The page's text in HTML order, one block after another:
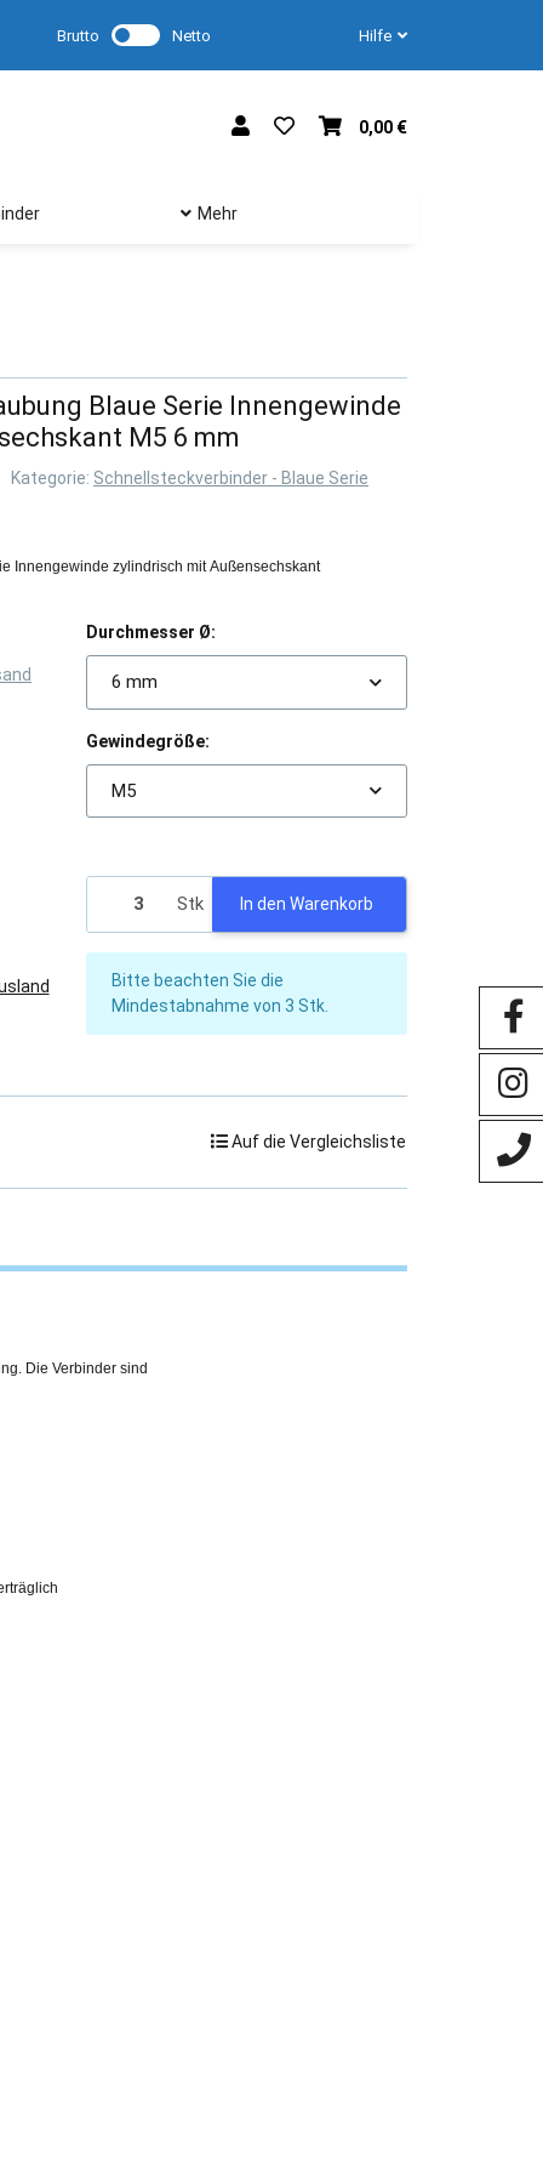
Brutto Netto Hilfe
0,00 €
Mehr
Blaue Serie Innengewinde
M5 6 mm
Kategorie: Schnellsteckverbinder - Blaue Serie
Innengewinde zylindrisch mit Außensechskant
Durchmesser Ø:
6 mm
Gewindegröße:
M5
Stk In den Warenkorb
x
Bitte beachten Sie die
Mindestabnahme von 3 Stk.
Auf die Vergleichsliste
Die Verbinder sind